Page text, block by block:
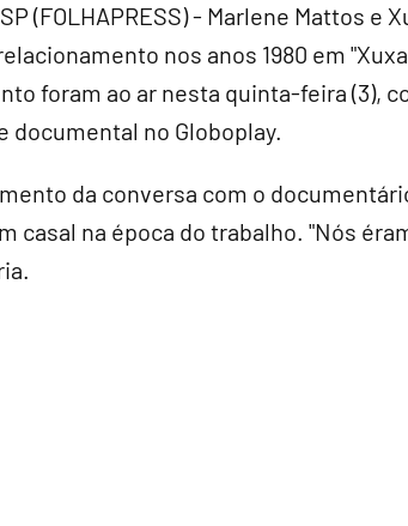
SP (FOLHAPRESS) - Marlene Mattos
nos anos 1980 em
foram ao ar nesta quinta-feira (3),
documental no Globoplay.
da conversa com o
casal na época do trabalho. "Nós